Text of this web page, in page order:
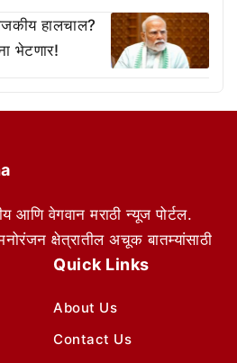
हालचाल?
भेटणार!
आणि वेगवान मराठी न्यूज पोर्टल.
क्षेत्रातील अचूक बातम्यांसाठी
Quick Links
About Us
Contact Us